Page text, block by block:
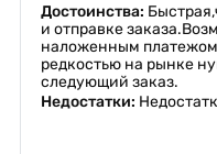
Достоинства:
и отправке
наложенным
редкостью на рынке
следующий заказ.
Недостатки: